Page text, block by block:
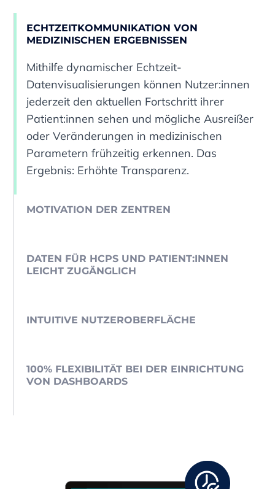
ECHTZEITKOMMUNIKATION VON
MEDIZINISCHEN ERGEBNISSEN
Mithilfe dynamischer Echtzeit-
Datenvisualisierungen können Nutzer:innen
jederzeit den aktuellen Fortschritt ihrer
Patient:innen sehen und mögliche Ausreißer
oder Veränderungen in medizinischen
Parametern frühzeitig erkennen. Das
Ergebnis: Erhöhte Transparenz.
MOTIVATION DER ZENTREN
DATEN FÜR HCPS UND PATIENT:INNEN
LEICHT ZUGÄNGLICH
INTUITIVE NUTZEROBERFLÄCHE
100% FLEXIBILITÄT BEI DER EINRICHTUNG
VON DASHBOARDS